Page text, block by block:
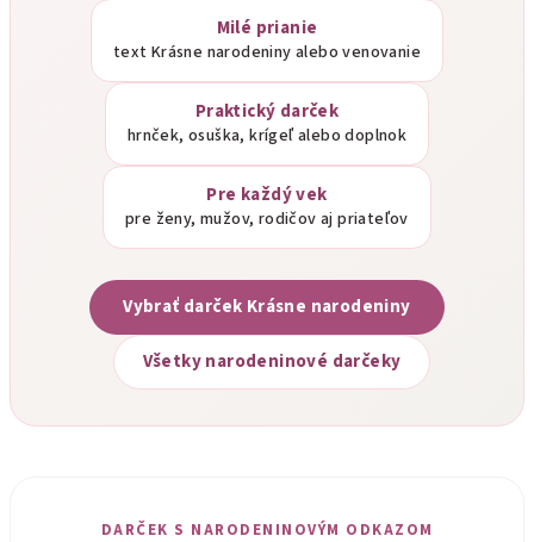
Milé prianie
text Krásne narodeniny alebo venovanie
Praktický darček
hrnček, osuška, krígeľ alebo doplnok
Pre každý vek
pre ženy, mužov, rodičov aj priateľov
Vybrať darček Krásne narodeniny
Všetky narodeninové darčeky
DARČEK S NARODENINOVÝM ODKAZOM